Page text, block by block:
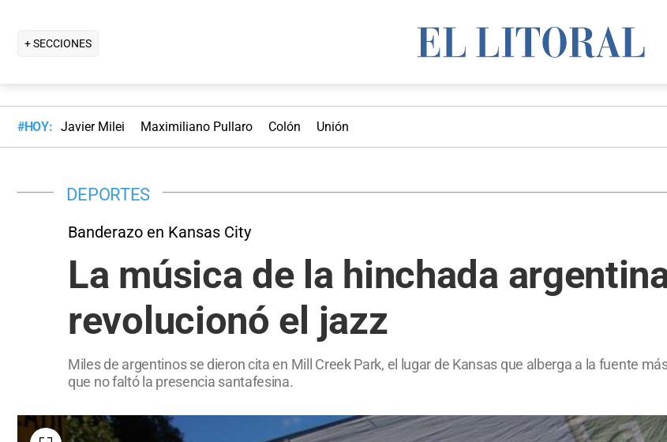
+ SECCIONES
#HOY: Javier Milei Maximiliano Pullaro Colón Unión
DEPORTES
Banderazo en Kansas City
La música de la hinchada
revolucionó el jazz
Miles de argentinos se dieron cita en Mill Creek Park, el lugar de Kansas que alberga a la fuente
que no faltó la presencia santafesina.